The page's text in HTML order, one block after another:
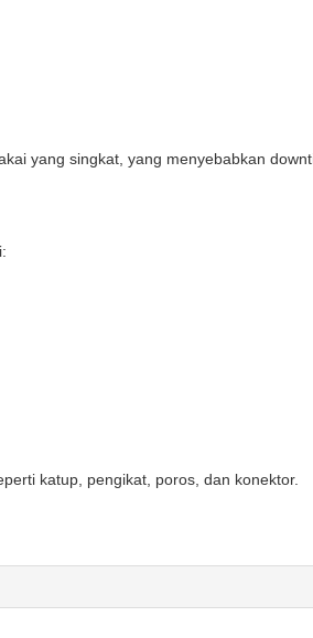
yang singkat, yang menyebabkan
katup, pengikat, poros, dan konektor.